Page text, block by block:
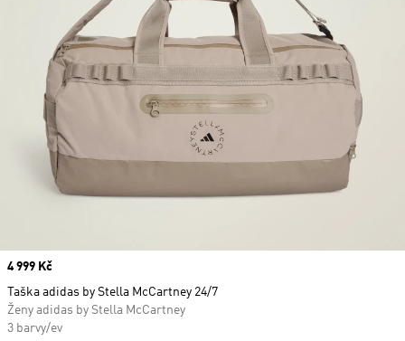
Price
4 999 Kč
Taška adidas by Stella McCartney 24/7
Ženy adidas by Stella McCartney
3 barvy/ev